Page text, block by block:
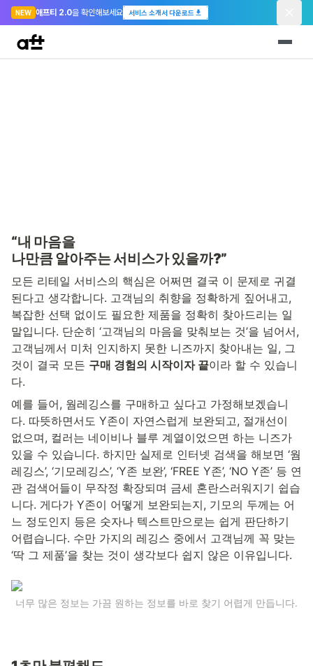
NEW 애프티 2.0을 확인해보세요 서비스 소개서 다운로드
“내 마음을
나만큼 알아주는 서비스가 있을까?”
모든 리테일 서비스의 핵심은 어쩌면 결국 이 문제로 귀결
된다고 생각합니다. 고객님의 취향을 정확하게 짚어내고,
복잡한 선택 없이도 필요한 제품을 정확히 찾아드리는 일
말입니다. 단순히 ‘고객님의 마음을 맞춰보는 것’을 넘어서,
고객님께서 미처 인지하지 못한 니즈까지 찾아내는 일, 그
것이 결국 모든 구매 경험의 시작이자 끝이라 할 수 있습니
다.
예를 들어, 웜레깅스를 구매하고 싶다고 가정해보겠습니
다. 따뜻하면서도 Y존이 자연스럽게 보완되고, 절개선이
없으며, 컬러는 네이비나 블루 계열이었으면 하는 니즈가
있을 수 있습니다. 하지만 실제로 인터넷 검색을 해보면 ‘웜
레깅스’, ‘기모레깅스’, ‘Y존 보완’, ‘FREE Y존’, ‘NO Y존’ 등 연
관 검색어들이 무작정 확장되며 금세 혼란스러워지기 쉽습
니다. 게다가 Y존이 어떻게 보완되는지, 기모의 두께는 어
느 정도인지 등은 숫자나 텍스트만으로는 쉽게 판단하기
어렵습니다. 수만 가지의 레깅스 중에서 고객님께 꼭 맞는
‘딱 그 제품’을 찾는 것이 생각보다 쉽지 않은 이유입니다.
너무 많은 정보는 가끔 원하는 정보를 바로 찾기 어렵게 만듭니다.